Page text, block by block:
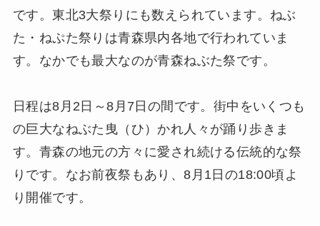
です。東北3大祭りにも数えられています。ねぶ
た・ねぷた祭りは青森県内各地で行われていま
す。なかでも最大なのが青森ねぶた祭です。
日程は8月2日～8月7日の間です。街中をいくつも
の巨大なねぶた曳（ひ）かれ人々が踊り歩きま
す。青森の地元の方々に愛され続ける伝統的な祭
りです。なお前夜祭もあり、8月1日の18:00頃よ
り開催です。